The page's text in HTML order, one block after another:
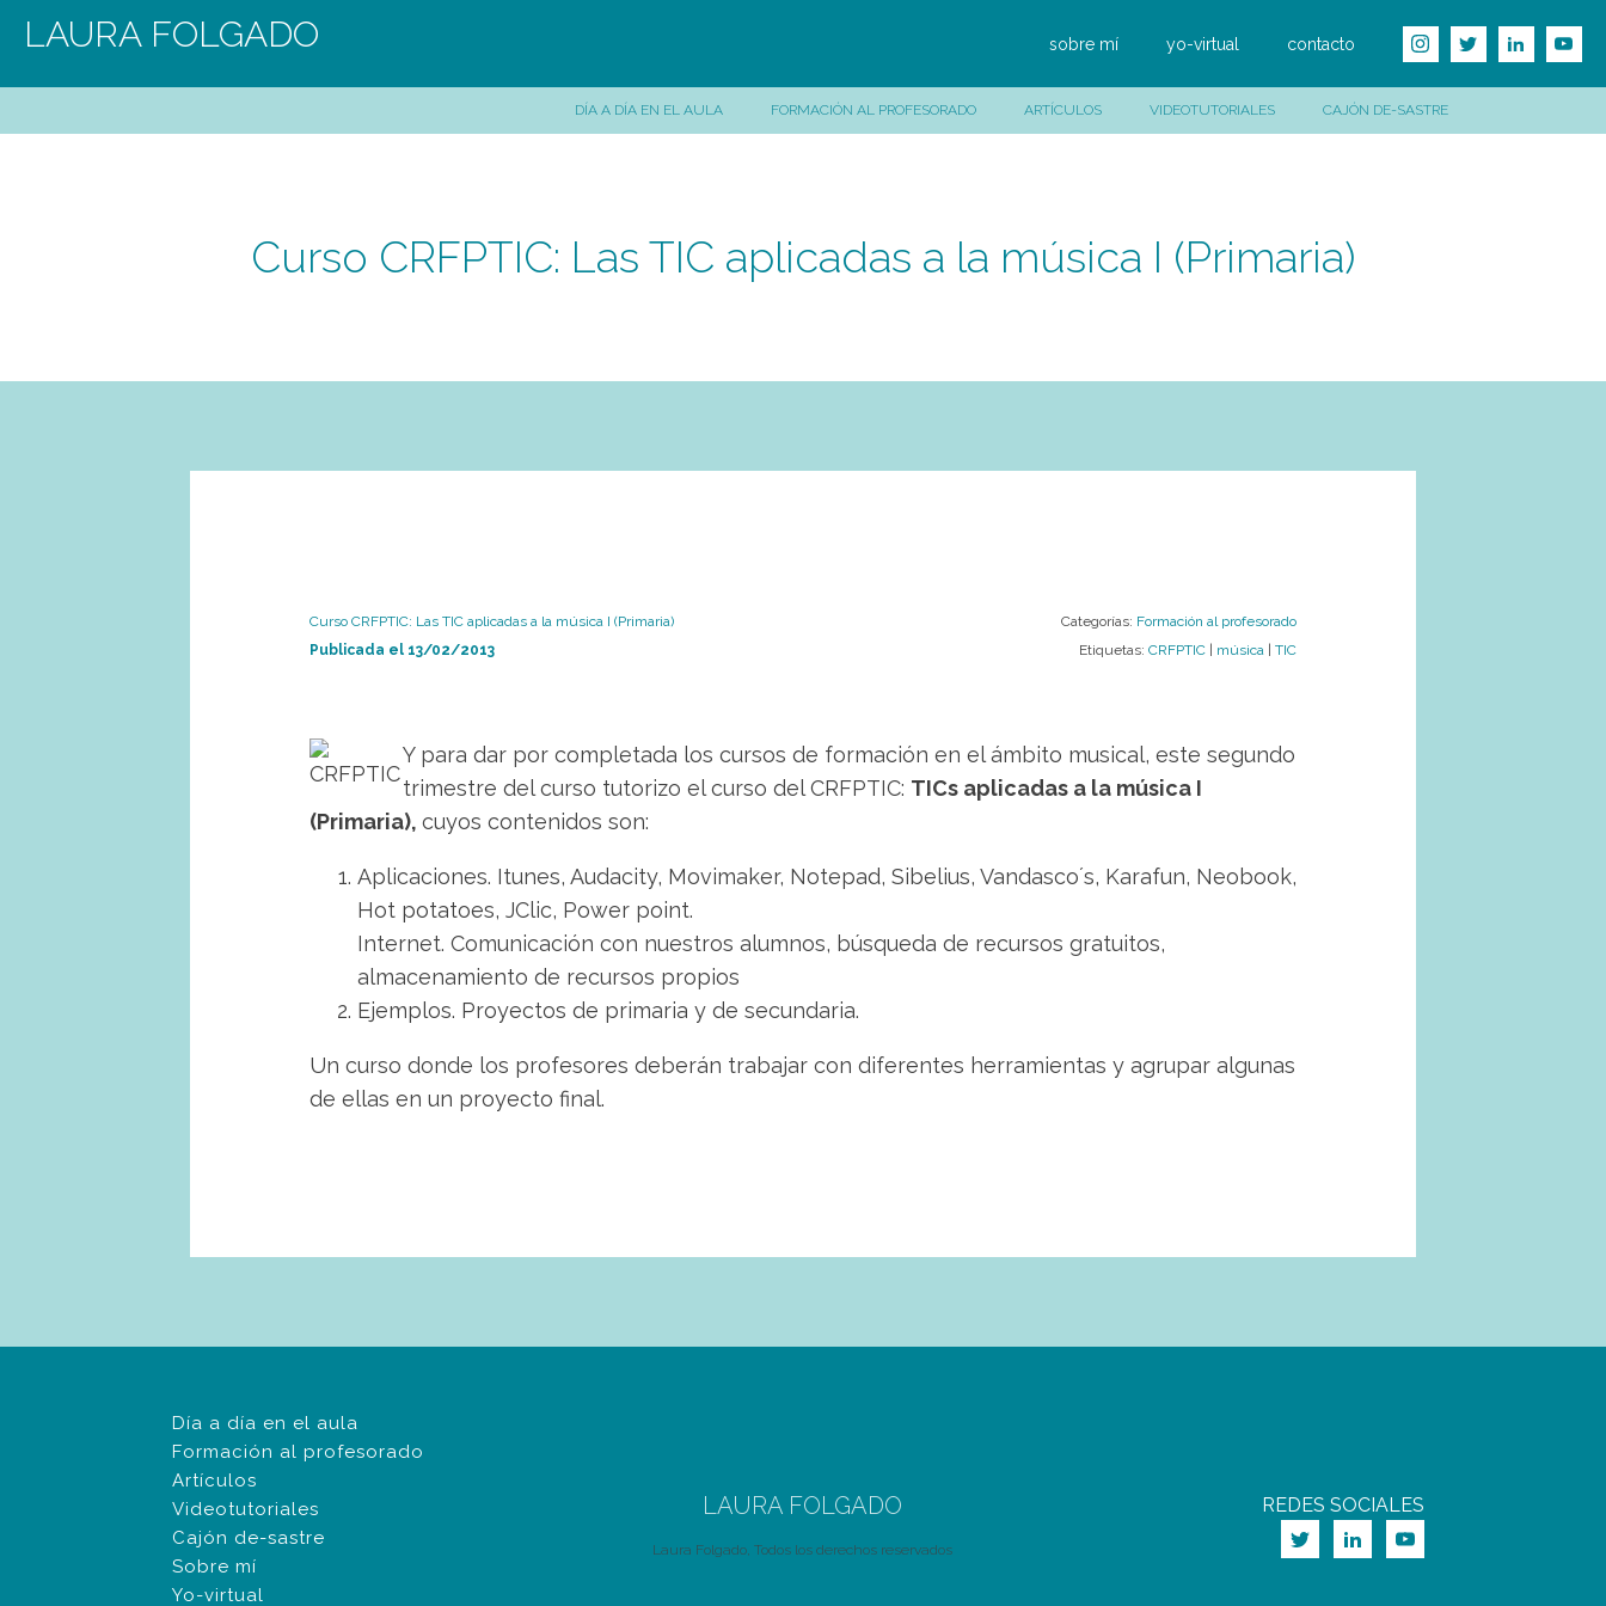
LAURA FOLGADO sobre mí yo-virtual contacto
DÍA A DÍA EN EL AULA FORMACIÓN AL PROFESORADO ARTÍCULOS VIDEOTUTORIALES CAJÓN DE-SASTRE
Curso CRFPTIC: Las TIC aplicadas a la música I (Primaria)
Curso CRFPTIC: Las TIC aplicadas a la música I (Primaria)
Publicada el 13/02/2013
Categorías: Formación al profesorado
Etiquetas: CRFPTIC música TIC
Y para dar por completada los cursos de formación en el ámbito musical, este segundo
trimestre del curso tutorizo el curso del CRFPTIC: TICs aplicadas a la música I
(Primaria), cuyos contenidos son:
Aplicaciones. Itunes, Audacity, Movimaker, Notepad, Sibelius, Vandasco´s, Karafun, Neobook,
Hot potatoes, JClic, Power point.
Internet. Comunicación con nuestros alumnos, búsqueda de recursos gratuitos,
almacenamiento de recursos propios
Ejemplos. Proyectos de primaria y de secundaria.
Un curso donde los profesores deberán trabajar con diferentes herramientas y agrupar algunas
de ellas en un proyecto final.
Día a día en el aula
Formación al profesorado
Artículos
Videotutoriales
Cajón de-sastre
Sobre mí
Yo-virtual
LAURA FOLGADO
Laura Folgado, Todos los derechos reservados
REDES SOCIALES